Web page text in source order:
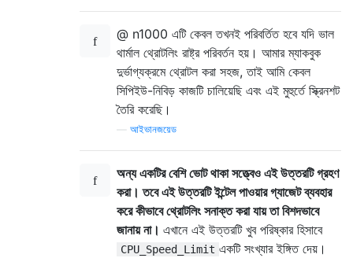
@ n1000 এটি কেবল তখনই পরিবর্তিত হবে যদি ভাল
থার্মাল থ্রোটলিং রাষ্ট্র পরিবর্তন হয়। আমার ম্যাকবুক
দুর্ভাগ্যক্রমে থ্রোটল করা সহজ, তাই আমি কেবল
সিপিইউ-নিবিড় কাজটি চালিয়েছি এবং এই মুহুর্তে স্ক্রিনশট
তৈরি করেছি।
আইভানজয়েড
অন্য একটির বেশি ভোট থাকা সত্ত্বেও এই উত্তরটি গ্রহণ
করা। তবে এই উত্তরটি ইন্টেল পাওয়ার গ্যাজেট ব্যবহার
করে কীভাবে থ্রোটলিং সনাক্ত করা যায় তা বিশদভাবে
জানায় না। এখানে এই উত্তরটি খুব পরিষ্কার হিসাবে
CPU_Speed_Limit একটি সংখ্যার ইঙ্গিত দেয়।